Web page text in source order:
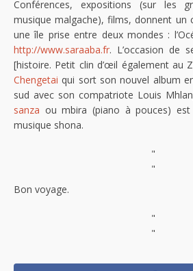
Conférences, expositions (sur les
musique malgache), films, donnent un
une île prise entre deux mondes :
http://www.saraaba.fr. L’occasion de
[histoire. Petit clin d’œil également au
Chengetai qui sort son nouvel album
sud avec son compatriote Louis
sanza ou mbira (piano à pouces)
musique shona.
"
"
Bon voyage.
"
"